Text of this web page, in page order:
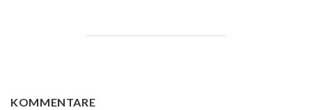
KOMMENTARE